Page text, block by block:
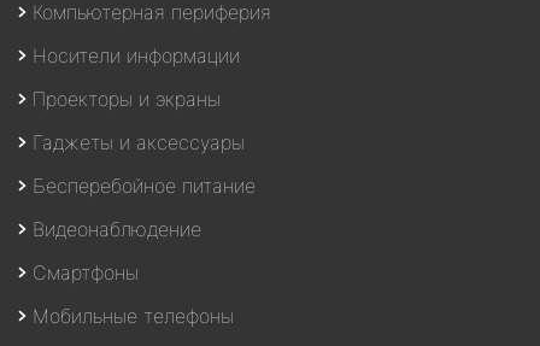
Компьютерная периферия
Носители информации
Проекторы и экраны
Гаджеты и аксессуары
Бесперебойное питание
Видеонаблюдение
Смартфоны
Мобильные телефоны